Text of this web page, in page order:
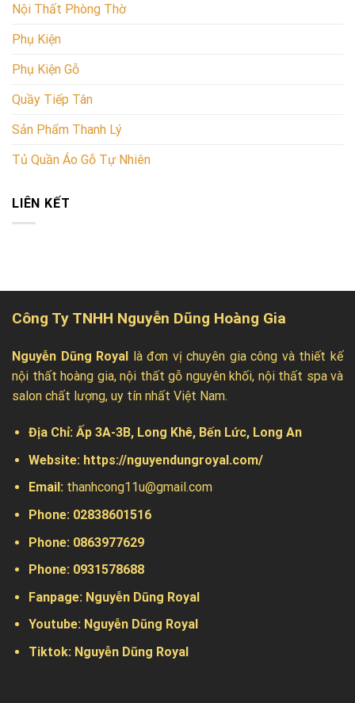
Nội Thất Phòng Thờ
Phụ Kiện
Phụ Kiện Gỗ
Quầy Tiếp Tân
Sản Phẩm Thanh Lý
Tủ Quần Áo Gỗ Tự Nhiên
LIÊN KẾT
Công Ty TNHH Nguyễn Dũng Hoàng Gia
Nguyễn Dũng Royal
là đơn vị chuyên gia công và thiết kế
nội thất hoàng gia, nội thất gỗ nguyên khối, nội thất spa và
salon chất lượng, uy tín nhất Việt Nam.
Địa Chỉ: Ấp 3A-3B, Long Khê, Bến Lức, Long An
Website: https://nguyendungroyal.com/
Email: thanhcong11u@gmail.com
Phone: 02838601516
Phone: 0863977629
Phone: 0931578688
Fanpage: Nguyễn Dũng Royal
Youtube: Nguyễn Dũng Royal
Tiktok: Nguyễn Dũng Royal